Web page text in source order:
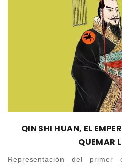
QIN SHI HUAN, EL
QUEMAR
Representación del